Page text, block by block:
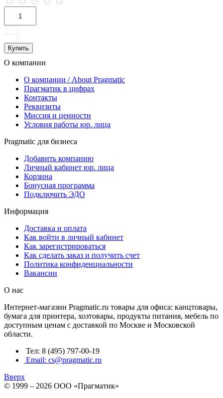
Купить
О компании
О компании / About Pragmatic
Прагматик в цифрах
Контакты
Реквизиты
Миссия и ценности
Условия работы юр. лица
Pragmatic для бизнеса
Добавить компанию
Личный кабинет юр. лица
Корзина
Бонусная программа
Подключить ЭДО
Информация
Доставка и оплата
Как войти в личный кабинет
Как зарегистрироваться
Как сделать заказ и получить счет
Политика конфиденциальности
Вакансии
О нас
Интернет-магазин Pragmatic.ru товары для офиса: канцтовары,
бумага для принтера, хозтовары, продукты питания, мебель по
доступным ценам с доставкой по Москве и Московской
области.
Тел: 8 (495) 797-00-19
Email: cs@pragmatic.ru
Вверх
© 1999 – 2026 ООО «Прагматик»